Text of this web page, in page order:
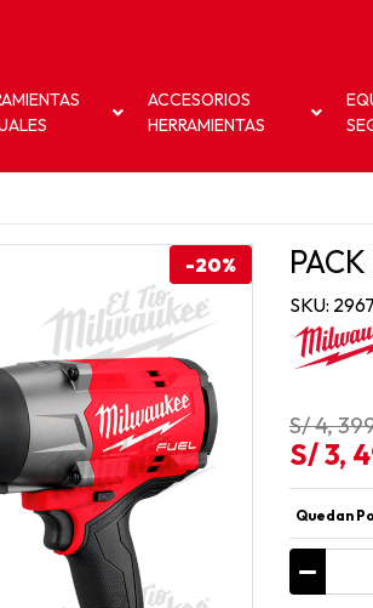
ACCESORIOS
HERRAMIENTAS
-20%
SKU:
S/ 4,
S/ 3,
Quedan